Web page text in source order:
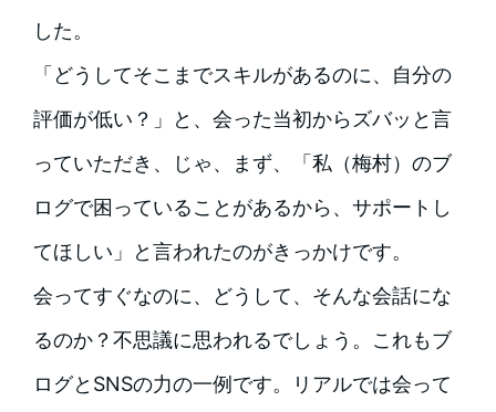
した。
「どうしてそこまでスキルがあるのに、自分の
評価が低い？」と、会った当初からズバッと言
っていただき、じゃ、まず、「私（梅村）のブ
ログで困っていることがあるから、サポートし
てほしい」と言われたのがきっかけです。
会ってすぐなのに、どうして、そんな会話にな
るのか？不思議に思われるでしょう。これもブ
ログとSNSの力の一例です。リアルでは会って